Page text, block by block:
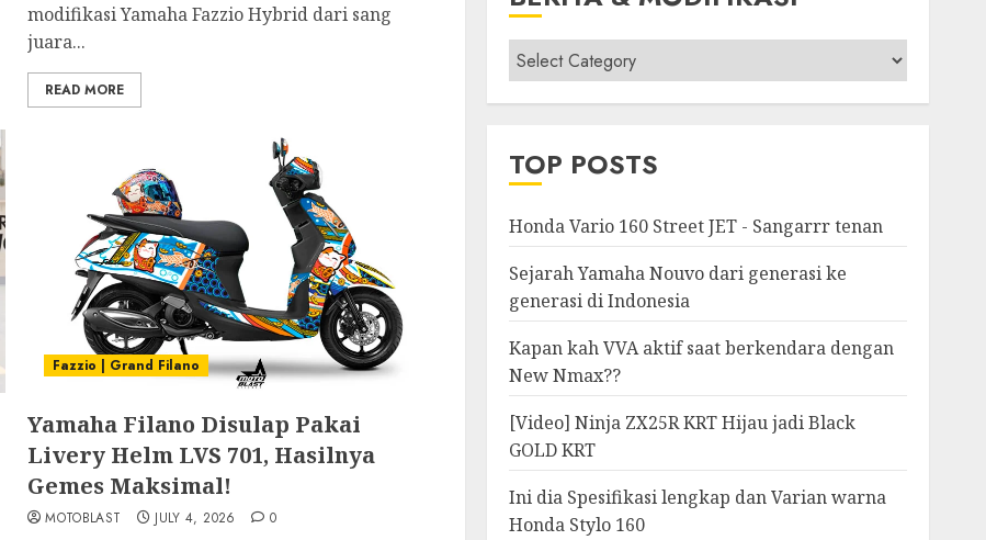
modifikasi Yamaha Fazzio Hybrid dari sang
juara...
READ MORE
Fazzio | Grand Filano
Yamaha Filano Disulap Pakai
Livery Helm LVS 701, Hasilnya
Gemes Maksimal!
MOTOBLAST JULY 4, 2026 0
Berita
&
Modifikasi
TOP POSTS
Honda Vario 160 Street JET - Sangarrr tenan
Sejarah Yamaha Nouvo dari generasi ke
generasi di Indonesia
Kapan kah VVA aktif saat berkendara dengan
New Nmax??
[Video] Ninja ZX25R KRT Hijau jadi Black
GOLD KRT
Ini dia Spesifikasi lengkap dan Varian warna
Honda Stylo 160